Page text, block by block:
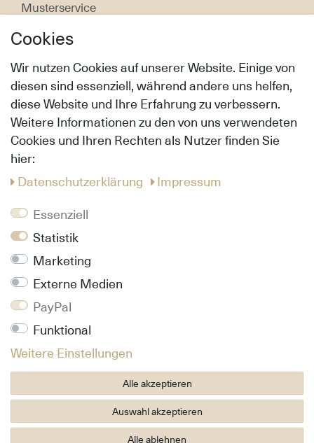
Musterservice
Bodenpflege & Reinigung
Verlegeanleitung
Shop
Versandarten & Versandkosten
Zahlungsarten
Info
Über uns
Daten­schutz­erklärung
AGB
Follow us
Pinterest
Facebook
Cookies
Wir nutzen Cookies auf unserer Website. Einige von
diesen sind essenziell, während andere uns helfen,
diese Website und Ihre Erfahrung zu verbessern.
Weitere Informationen zu den von uns verwendeten
Cookies und Ihren Rechten als Nutzer finden Sie
hier:
Daten­schutz­erklärung
Impressum
Essenziell
Statistik
Marketing
Externe Medien
PayPal
Funktional
Weitere Einstellungen
Alle akzeptieren
Auswahl akzeptieren
Alle ablehnen